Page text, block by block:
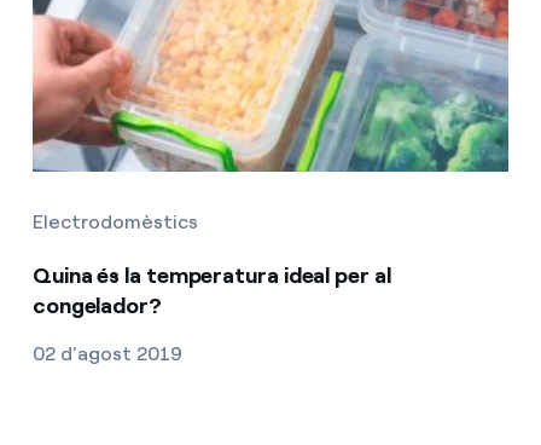
Electrodomèstics
Quina és la temperatura ideal per al
congelador?
02 d’agost 2019